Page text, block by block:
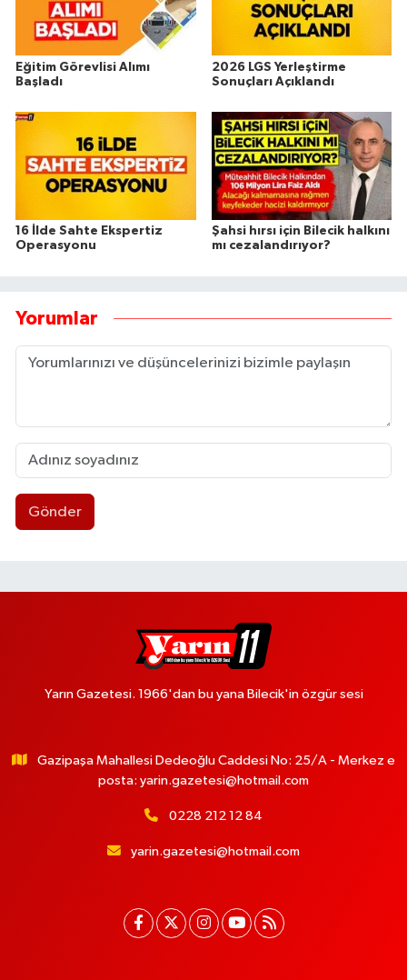
Eğitim Görevlisi Alımı
Başladı
2026 LGS Yerleştirme
Sonuçları Açıklandı
16 İlde Sahte Ekspertiz
Operasyonu
Şahsi hırsı için Bilecik halkını
mı cezalandırıyor?
Yorumlar
Gönder
Yarın Gazetesi. 1966'dan bu yana Bilecik'in özgür sesi
Gazipaşa Mahallesi Dedeoğlu Caddesi No: 25/A - Merkez e
posta: yarin.gazetesi@hotmail.com
0228 212 12 84
yarin.gazetesi@hotmail.com